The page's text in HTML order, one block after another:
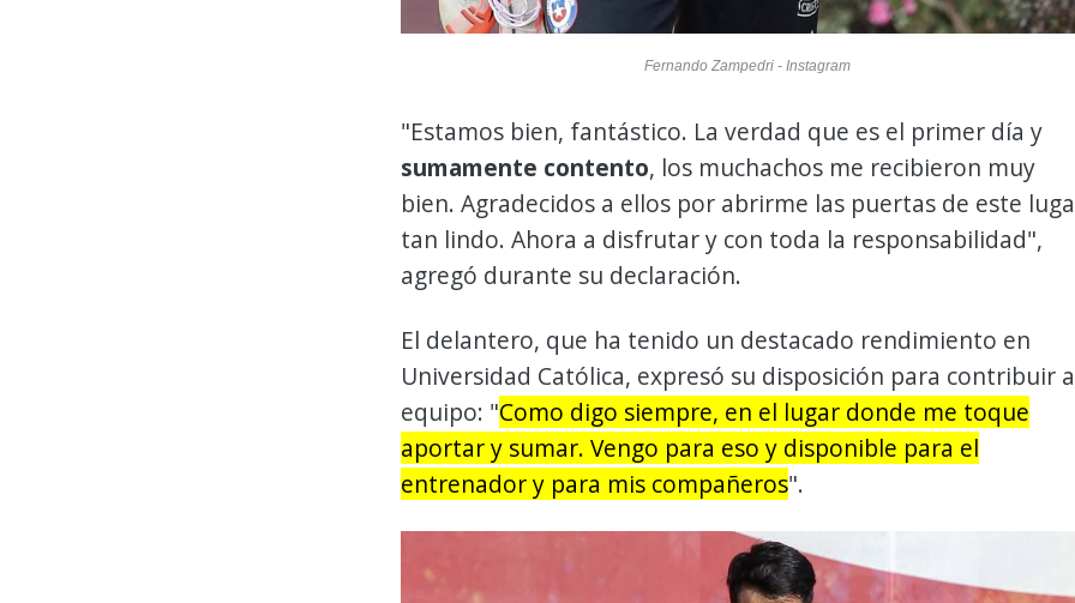
Fernando Zampedri - Instagram
"Estamos bien, fantástico. La verdad que es el primer día y
sumamente contento, los muchachos me recibieron muy
bien. Agradecidos a ellos por abrirme las puertas de este
tan lindo. Ahora a disfrutar y con toda la responsabilidad",
agregó durante su declaración.
El delantero, que ha tenido un destacado rendimiento en
Universidad Católica, expresó su disposición para contribuir
equipo: "Como digo siempre, en el lugar donde me toque
aportar y sumar. Vengo para eso y disponible para el
entrenador y para mis compañeros".